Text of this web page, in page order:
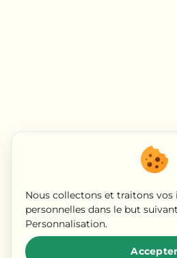
Nous collectons et traitons
personnelles dans le but
Personnalisation.
Accepter